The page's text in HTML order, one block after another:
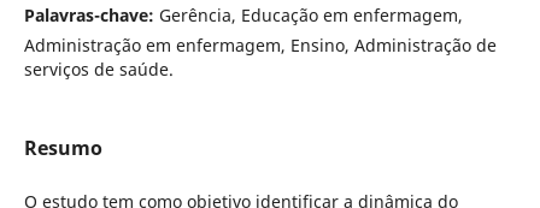
Palavras-chave: Gerência, Educação em enfermagem,
Administração em enfermagem, Ensino, Administração de
serviços de saúde.
Resumo
O estudo tem como objetivo identificar a dinâmica do